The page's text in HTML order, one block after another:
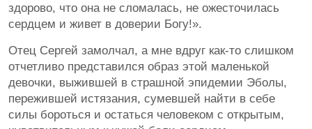
здорово, что она не сломалась, не ожесточилась
сердцем и живет в доверии Богу!».
Отец Сергей замолчал, а мне вдруг как-то слишком
отчетливо представился образ этой маленькой
девочки, выжившей в страшной эпидемии Эболы,
пережившей истязания, сумевшей найти в себе
силы бороться и остаться человеком с открытым,